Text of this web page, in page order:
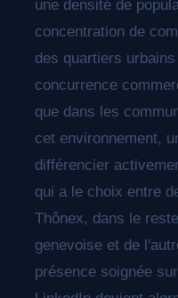
une densité de
concentration de
des quartiers
concurrence
que dans les
cet environnement,
différencier
qui a le choix entre
Thônex, dans le
genevoise et de
présence soignée